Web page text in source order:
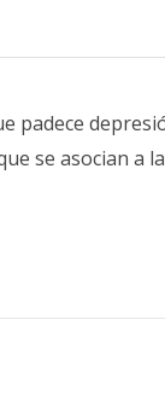
padece
se asocian a